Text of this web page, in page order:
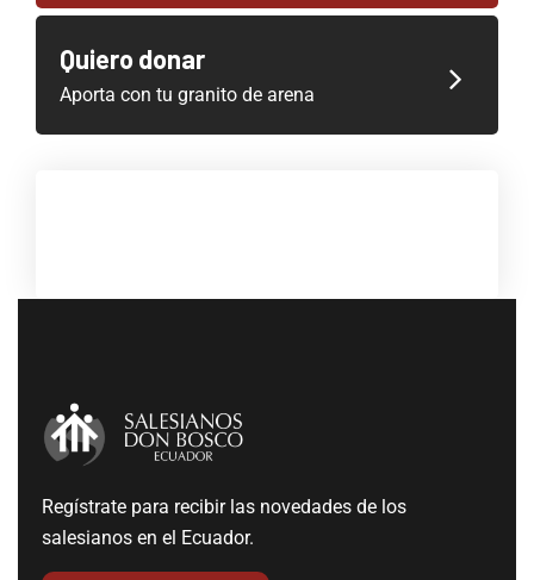
Quiero donar
Aporta con tu granito de arena
Regístrate para recibir las novedades de los
salesianos en el Ecuador.